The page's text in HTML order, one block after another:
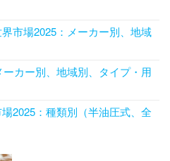
市場2025：メーカー別、地域
カー別、地域別、タイプ・用
2025：種類別（半油圧式、全